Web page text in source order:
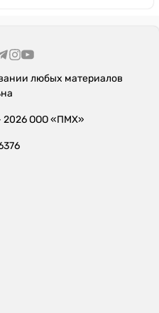
любых материалов
2026 ООО «ПМХ»